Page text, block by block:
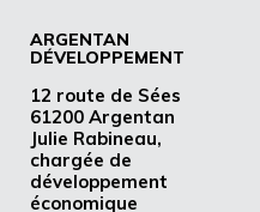
ARGENTAN
DÉVELOPPEMENT
12 route de Sées
61200 Argentan
Julie Rabineau,
chargée de
développement
économique